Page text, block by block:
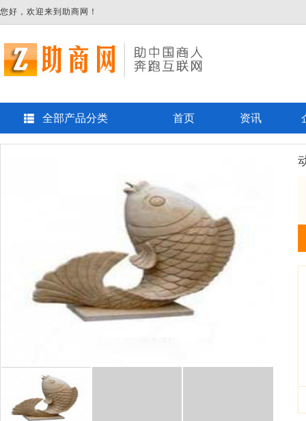
您好，欢迎来到助商网！
全部产品分类 首页 资讯